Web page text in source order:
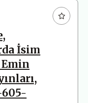
İsim
605-